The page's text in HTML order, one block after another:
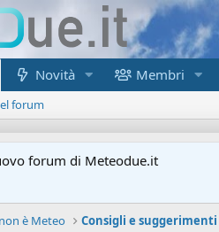
Novità Membri
forum
forum di Meteodue.it
è Meteo Consigli e